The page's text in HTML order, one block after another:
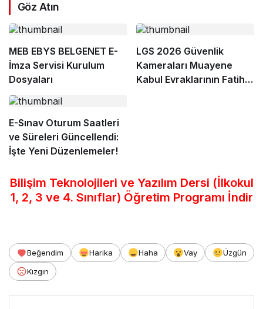
Göz Atın
MEB EBYS BELGENET E-
İmza Servisi Kurulum
Dosyaları
LGS 2026 Güvenlik
Kameraları Muayene
Kabul Evraklarının Fatih
E-Sınav Oturum Saatleri
ve Süreleri Güncellendi:
İşte Yeni Düzenlemeler!
Bilişim Teknolojileri ve Yazılım Dersi (İlkokul
1, 2, 3 ve 4. Sınıflar) Öğretim Programı İndir
Beğendim Harika Haha Vay
Üzgün
Kızgın